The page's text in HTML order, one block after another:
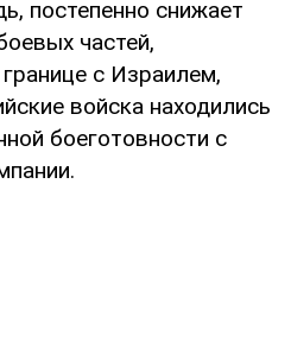
постепенно снижает
частей,
с Израилем,
войска находились
боеготовности с